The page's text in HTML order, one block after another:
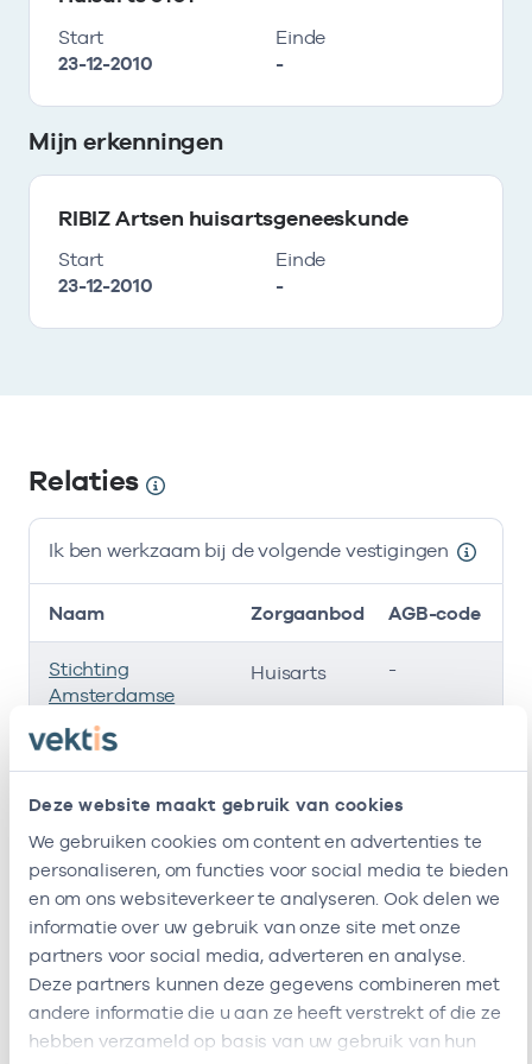
Deze website maakt gebruik van cookies
We gebruiken cookies om content en advertenties te
personaliseren, om functies voor social media te bieden
en om ons websiteverkeer te analyseren. Ook delen we
informatie over uw gebruik van onze site met onze
partners voor social media, adverteren en analyse.
Deze partners kunnen deze gegevens combineren met
andere informatie die u aan ze heeft verstrekt of die ze
hebben verzameld op basis van uw gebruik van hun
Start
23-12-2010
Einde
-
Mijn erkenningen
RIBIZ Artsen huisartsgeneeskunde
Start
23-12-2010
Einde
-
Relaties
Ik ben werkzaam bij de volgende vestigingen
Ik ben werkzaam bij de volgende vestigingen
Naam Zorgaanbod AGB-code
Stichting
Amsterdamse
Gezondheidscentra
Huisarts -
Roha B.v. -
Buitenhof
Huisartsenpraktijk
Huisarts 01057200
Ik heb een arbeidsrelatie met
Naam Rol AGB-code